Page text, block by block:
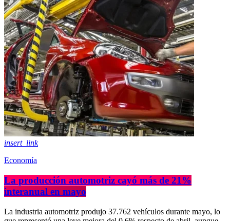
insert_link
Economía
La producción automotriz cayó más de 21%
interanual en mayo
La industria automotriz produjo 37.762 vehículos durante mayo, lo